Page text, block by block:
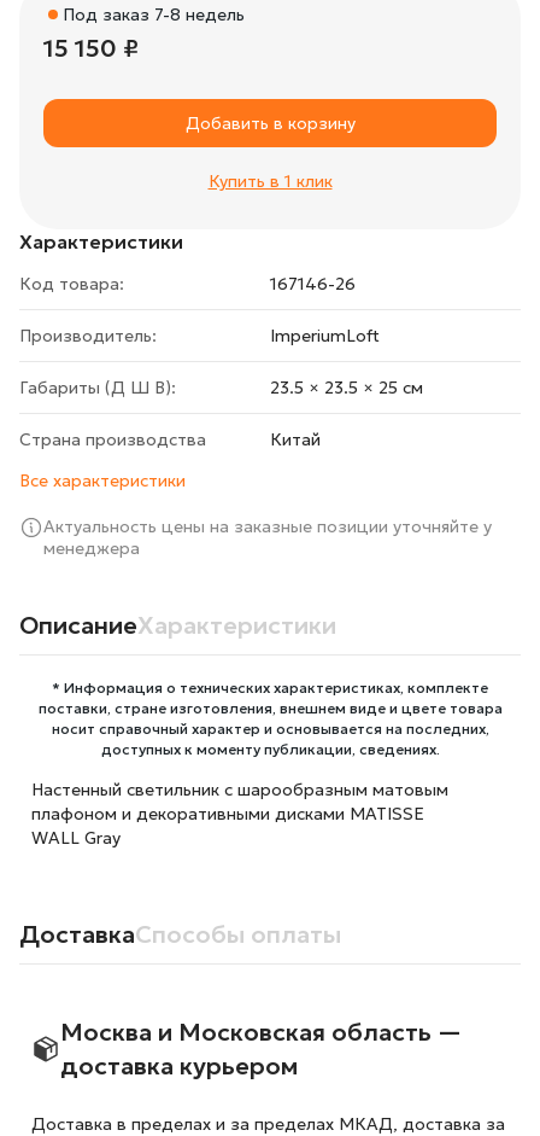
Характеристики
Код товара: 167146-26
Производитель: ImperiumLoft
Габариты (Д Ш В): 23.5 × 23.5 × 25 cм
Страна производства
Китай
Все характеристики
Актуальность цены на заказные позиции уточняйте у
менеджера
Под заказ 7-8 недель
15 150 ₽
Добавить в корзину
Купить в 1 клик
ОписаниеХарактеристики
* Информация о технических характеристиках, комплекте
поставки, стране изготовления, внешнем виде и цвете товара
носит справочный характер и основывается на последних,
доступных к моменту публикации, сведениях.
Настенный светильник с шарообразным матовым
плафоном и декоративными дисками MATISSE
WALL Gray
ДоставкаСпособы оплаты
Москва и Московская область —
доставка курьером
Доставка в пределах и за пределах МКАД, доставка за